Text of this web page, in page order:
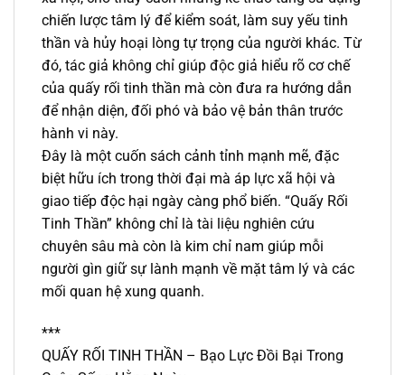
chiến lược tâm lý để kiểm soát, làm suy yếu tinh
thần và hủy hoại lòng tự trọng của người khác. Từ
đó, tác giả không chỉ giúp độc giả hiểu rõ cơ chế
của quấy rối tinh thần mà còn đưa ra hướng dẫn
để nhận diện, đối phó và bảo vệ bản thân trước
hành vi này.
Đây là một cuốn sách cảnh tỉnh mạnh mẽ, đặc
biệt hữu ích trong thời đại mà áp lực xã hội và
giao tiếp độc hại ngày càng phổ biến. “Quấy Rối
Tinh Thần” không chỉ là tài liệu nghiên cứu
chuyên sâu mà còn là kim chỉ nam giúp mỗi
người gìn giữ sự lành mạnh về mặt tâm lý và các
mối quan hệ xung quanh.
***
QUẤY RỐI TINH THẦN – Bạo Lực Đồi Bại Trong